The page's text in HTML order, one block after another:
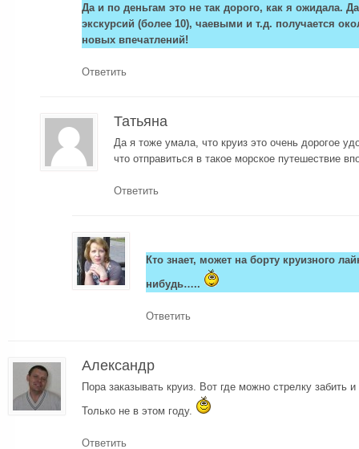
Да и по деньгам это не так дорого, как я ожидала.
экскурсий (более 10), чаевыми и т.д. получается
новых впечатлений!
Ответить
Татьяна
Да я тоже умала, что круиз это очень дорогое
что отправиться в такое морское путешествие
Ответить
Кто знает, может на борту круизного
нибудь…..
Ответить
Александр
Пора заказывать круиз. Вот где можно стрелку забить
Только не в этом году.
Ответить